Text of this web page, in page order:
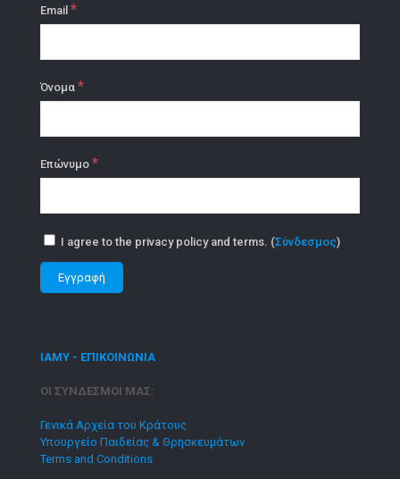
Email *
Όνομα *
Επώνυμο *
I agree to the privacy policy and terms. (Σύνδεσμος)
ΙΑΜΥ - ΕΠΙΚΟΙΝΩΝΙΑ
ΟΙ ΣΥΝΔΕΣΜΟΙ ΜΑΣ:
Γενικά Αρχεία του Κράτους
Υπουργείο Παιδείας & Θρησκευμάτων
Terms and Conditions